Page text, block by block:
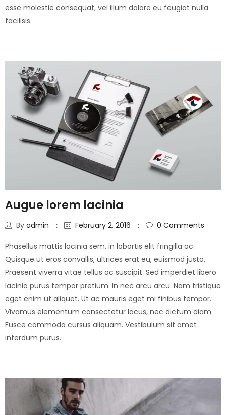
esse molestie consequat, vel illum dolore eu feugiat nulla
facilisis.
Augue lorem lacinia
By admin February 2, 2016 0 Comments
Phasellus mattis lacinia sem, in lobortis elit fringilla ac.
Quisque ut eros convallis, ultrices erat eu, euismod justo.
Praesent viverra vitae tellus ac suscipit. Sed imperdiet libero
lacinia purus tempor pretium. In nec arcu arcu. Nam tristique
eget enim ut aliquet. Ut ac mauris eget mi finibus tempor.
Vivamus elementum consectetur lacus, nec dictum diam.
Fusce commodo cursus aliquam. Vestibulum sit amet
interdum purus.